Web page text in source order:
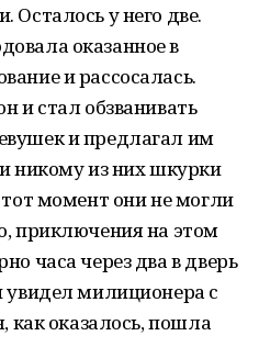
у него две.
оказанное в
и рассосалась.
и стал обзванивать
и предлагал им
никому из них шкурки
момент они не могли
приключения на этом
часа через два в дверь
увидел милиционера с
как оказалось, пошла